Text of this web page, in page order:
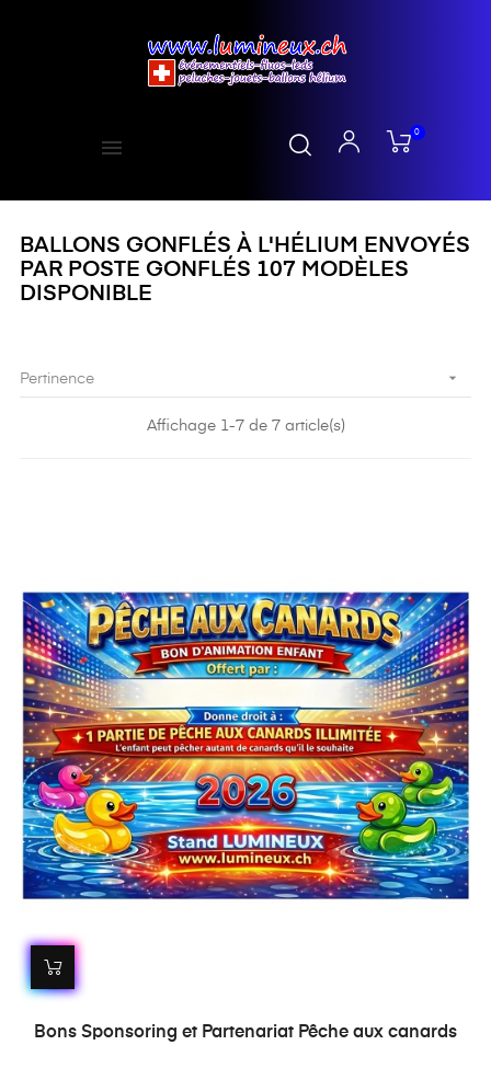
0
BALLONS GONFLÉS À L'HÉLIUM ENVOYÉS
PAR POSTE GONFLÉS 107 MODÈLES
DISPONIBLE
Pertinence 
Affichage 1-7 de 7 article(s)
Bons Sponsoring et Partenariat Pêche aux canards